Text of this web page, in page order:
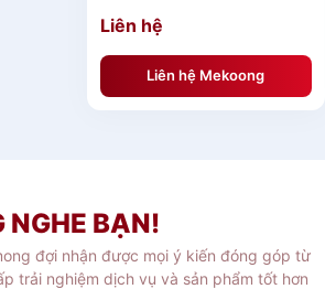
(Lemon)
Liên hệ
Liên hệ Mekoong
NGHE BẠN!
đợi nhận được mọi ý kiến đóng góp từ
trải nghiệm dịch vụ và sản phẩm tốt hơn